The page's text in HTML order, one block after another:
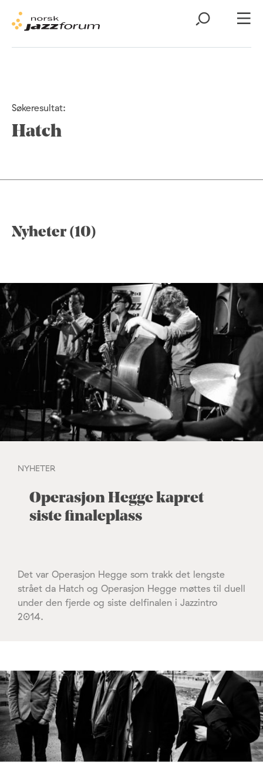
Søkeresultat:
Hatch
Nyheter (10)
NYHETER
Operasjon Hegge kapret
siste finaleplass
Det var Operasjon Hegge som trakk det lengste
strået da Hatch og Operasjon Hegge møttes til duell
under den fjerde og siste delfinalen i Jazzintro
2014.